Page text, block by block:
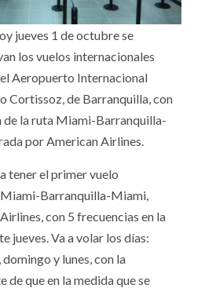
jueves 1 de octubre se
los vuelos internacionales
Aeropuerto Internacional
Cortissoz, de Barranquilla, con
de la ruta Miami-Barranquilla-
por American Airlines.
tener el primer vuelo
Miami-Barranquilla-Miami,
con 5 frecuencias en la
jueves. Va a volar los días:
y lunes, con la
que en la medida que se